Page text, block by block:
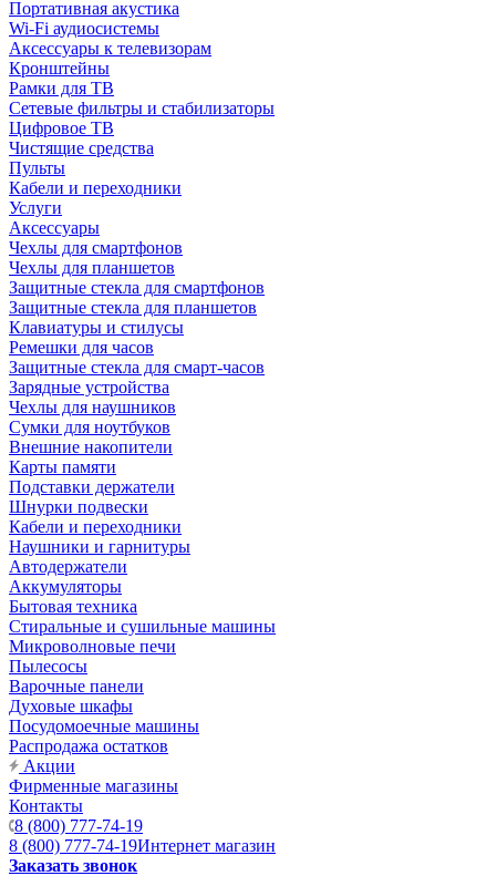
Портативная акустика
Wi-Fi аудиосистемы
Аксессуары к телевизорам
Кронштейны
Рамки для ТВ
Сетевые фильтры и стабилизаторы
Цифровое ТВ
Чистящие средства
Пульты
Кабели и переходники
Услуги
Аксессуары
Чехлы для смартфонов
Чехлы для планшетов
Защитные стекла для смартфонов
Защитные стекла для планшетов
Клавиатуры и стилусы
Ремешки для часов
Защитные стекла для смарт-часов
Зарядные устройства
Чехлы для наушников
Сумки для ноутбуков
Внешние накопители
Карты памяти
Подставки держатели
Шнурки подвески
Кабели и переходники
Наушники и гарнитуры
Автодержатели
Аккумуляторы
Бытовая техника
Стиральные и сушильные машины
Микроволновые печи
Пылесосы
Варочные панели
Духовые шкафы
Посудомоечные машины
Распродажа остатков
Акции
Фирменные магазины
Контакты
8 (800) 777-74-19
8 (800) 777-74-19Интернет магазин
Заказать звонок